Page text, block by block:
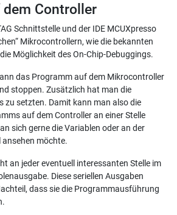
dem Controller
Schnittstelle und der IDE MCUXpresso
Mikrocontrollern, wie die bekannten
Möglichkeit des On-Chip-Debuggings.
das Programm auf dem Mikrocontroller
stoppen. Zusätzlich hat man die
zu setzten. Damit kann man also die
auf dem Controller an einer Stelle
sich gerne die Variablen oder an der
ansehen möchte.
an jeder eventuell interessanten Stelle im
Diese seriellen Ausgaben
dass sie die Programmausführung